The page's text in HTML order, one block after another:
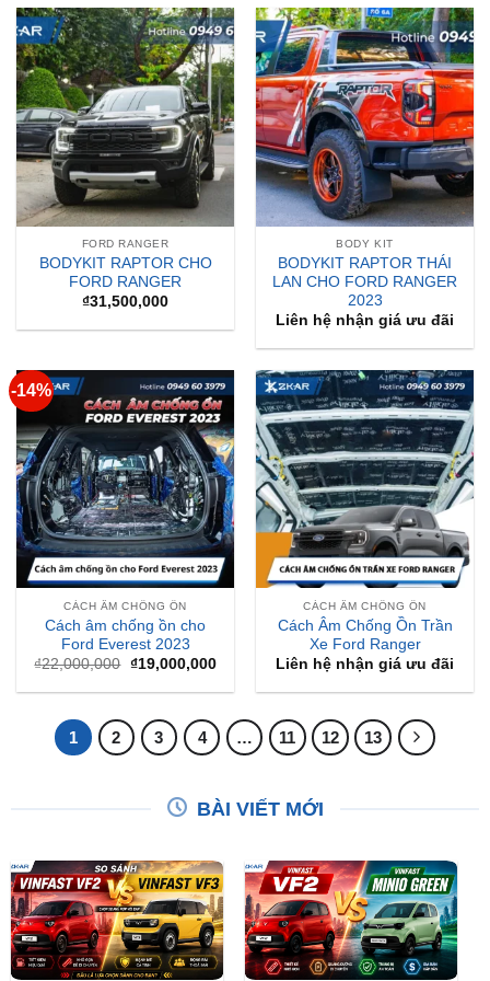
FORD RANGER
BODYKIT RAPTOR CHO
FORD RANGER
₫31,500,000
BODY KIT
BODYKIT RAPTOR THÁI
LAN CHO FORD RANGER
2023
Liên hệ nhận giá ưu đãi
-14%
CÁCH ÂM CHỐNG ỒN
Cách âm chống ồn cho
Ford Everest 2023
₫22,000,000 Giá
là:
₫19,000,000Giá
tại
₫19,000,000.
CÁCH ÂM CHỐNG ỒN
Cách Âm Chống Ồn Trần
Xe Ford Ranger
Liên hệ nhận giá ưu đãi
1 2 3 4 … 11 12 13
BÀI VIẾT MỚI